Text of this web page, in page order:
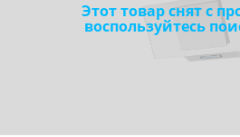
Этот товар снят с
воспользуйтесь